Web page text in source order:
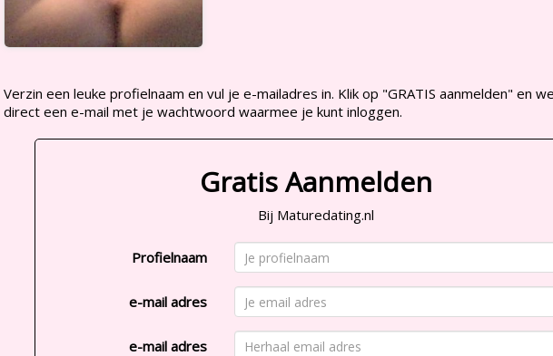
Verzin een leuke profielnaam en vul je e-mailadres in. Klik op "GRATIS aanmelden" en
direct een e-mail met je wachtwoord waarmee je kunt inloggen.
Gratis Aanmelden
Bij Maturedating.nl
Profielnaam
e-mail adres
e-mail adres